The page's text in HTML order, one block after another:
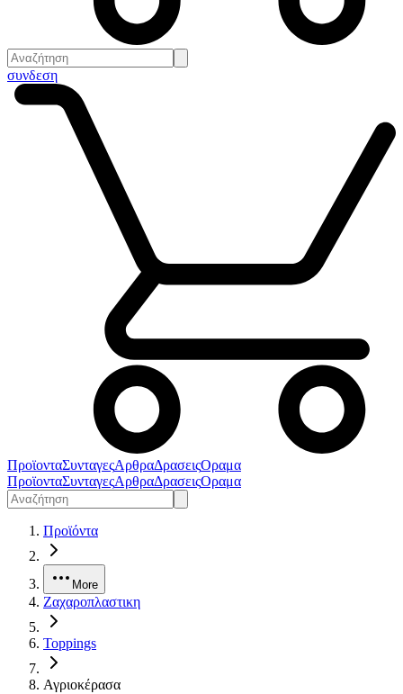
συνδεση
ΠροϊονταΣυνταγεςΑρθραΔρασειςΟραμα
ΠροϊονταΣυνταγεςΑρθραΔρασειςΟραμα
Προϊόντα
More
Ζαχαροπλαστικη
Toppings
Αγριοκέρασα